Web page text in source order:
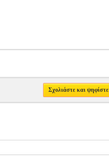
Σχολιάστε και ψηφίστε